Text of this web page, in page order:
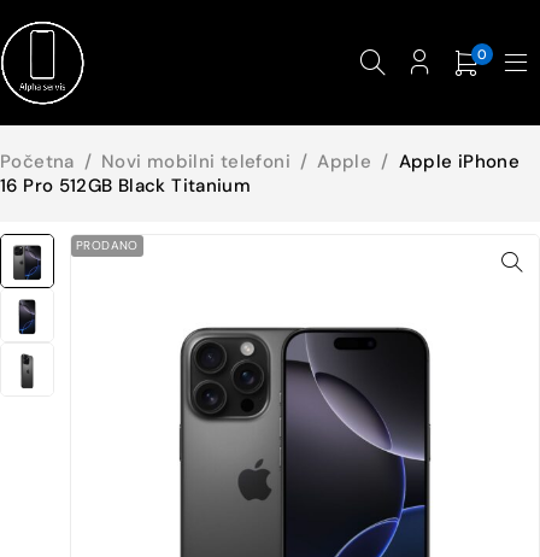
0
Početna / Novi mobilni telefoni / Apple / Apple iPhone
16 Pro 512GB Black Titanium
PRODANO